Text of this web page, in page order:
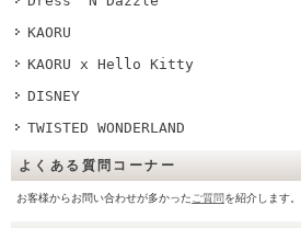
KAORU
KAORU x Hello Kitty
DISNEY
TWISTED WONDERLAND
よくある質問コーナー
お客様からお問い合わせが多かった ご質問を紹介します。